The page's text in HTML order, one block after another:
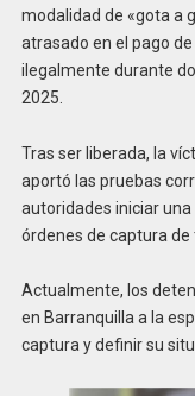
modalidad de «gota a
atrasado en el pago
ilegalmente durante
2025.
Tras ser liberada, la
aportó las pruebas
autoridades iniciar
órdenes de captura de
Actualmente, los
en Barranquilla a la
captura y definir su